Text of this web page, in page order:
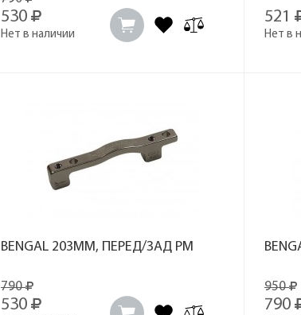
530
Нет в наличии
521
Нет в
BENGAL 203MM, ПЕРЕД/ЗАД PM
790
530
950
790